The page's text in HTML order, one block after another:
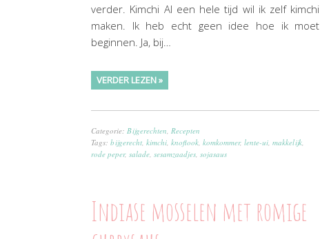
verder. Kimchi Al een hele tijd wil ik zelf kimchi
maken. Ik heb echt geen idee hoe ik moet
beginnen. Ja, bij…
VERDER LEZEN »
Categorie: Bijgerechten Recepten
Tags: bijgerecht kimchi knoflook komkommer, lente-ui makkelijk
rode peper, salade sesamzaadjes sojasaus
Indiase mosselen met romige